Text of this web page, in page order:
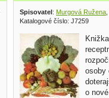
1988
Spisovatel : Murgová Ružena
Katalogové číslo: J7259
osoby
o